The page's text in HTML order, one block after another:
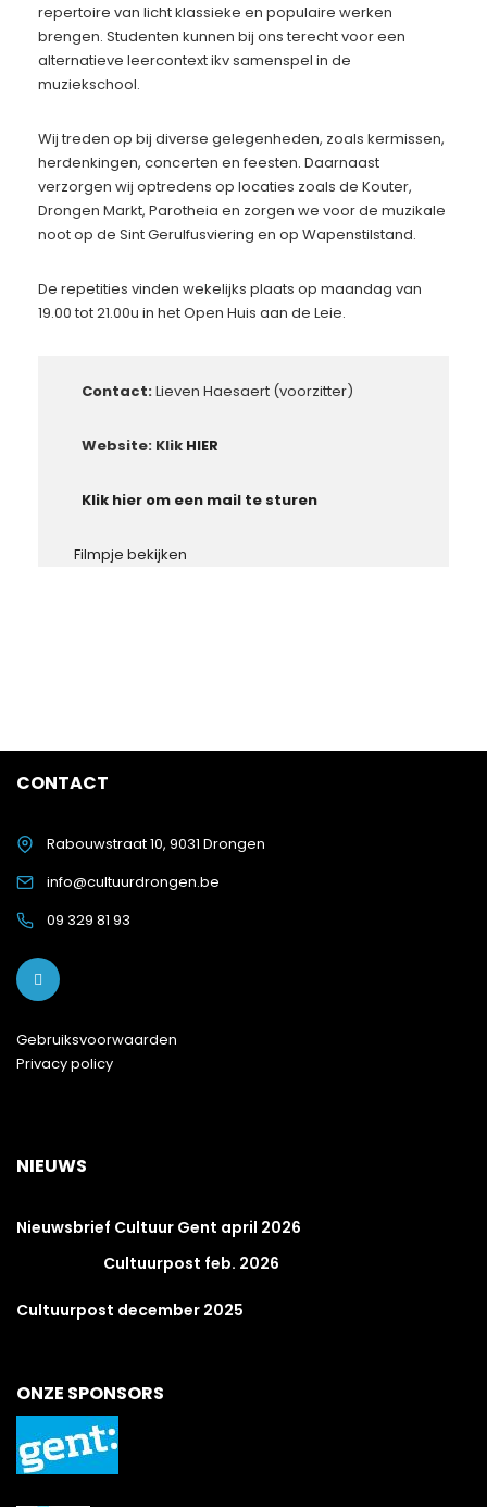
repertoire van licht klassieke en populaire werken
brengen. Studenten kunnen bij ons terecht voor een
alternatieve leercontext ikv samenspel in de
muziekschool.
Wij treden op bij diverse gelegenheden, zoals kermissen,
herdenkingen, concerten en feesten. Daarnaast
verzorgen wij optredens op locaties zoals de Kouter,
Drongen Markt, Parotheia en zorgen we voor de muzikale
noot op de Sint Gerulfusviering en op Wapenstilstand.
De repetities vinden wekelijks plaats op maandag van
19.00 tot 21.00u in het Open Huis aan de Leie.
Contact:Lieven Haesaert (voorzitter)
Website: Klik HIER
Klik hier om een mail te sturen
Filmpje bekijken
CONTACT
Rabouwstraat 10, 9031 Drongen
info@cultuurdrongen.be
09 329 81 93
Gebruiksvoorwaarden
Privacy policy
NIEUWS
Nieuwsbrief Cultuur Gent april 2026
Cultuurpost feb. 2026
Cultuurpost december 2025
ONZE SPONSORS